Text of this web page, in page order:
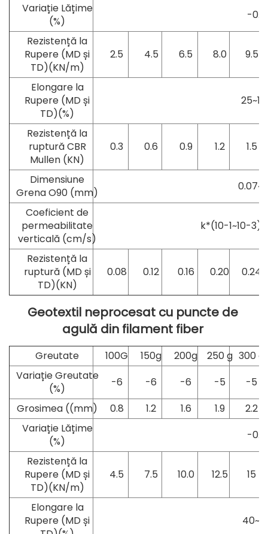
Variație Lățime
(%)
-0.5
Rezistență la
Rupere (MD și
TD)(KN/m)
2.5 4.5 6.5 8.0 9.5
Elongare la
Rupere (MD și
TD)(%)
Rezistență la
ruptură CBR
Mullen (KN)
0.3 0.6 0.9 1.2 1.5
Dimensiune
Grena O90 (mm)
Coeficient de
permeabilitate
verticală (cm/s)
k*(10-1~10-3)
Rezistență la
ruptură (MD și
TD)(KN)
0.08 0.12 0.16 0.20 0.24
Geotextil neprocesat cu puncte de
agulă din filament fiber
Greutate 100G 150g 200g 250 g 300 g
Variație Greutate
(%)
-6 -6 -6 -5
-5
Grosimea ((mm)
0.8 1.2 1.6 1.9
2.2
Variație Lățime
(%)
-0.5
Rezistență la
Rupere (MD și
TD)(KN/m)
4.5 7.5 10.0 12.5 15
Elongare la
Rupere (MD și